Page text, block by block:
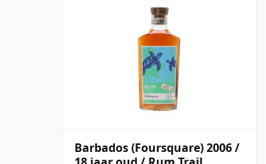
Barbados (Foursquare) 2006 /